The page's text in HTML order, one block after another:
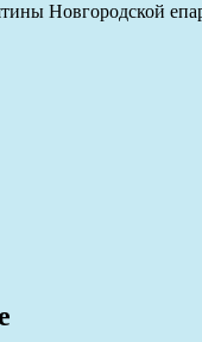
Новгородской